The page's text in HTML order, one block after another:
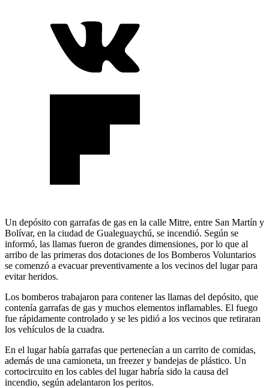
Un depósito con garrafas de gas en la calle Mitre, entre San Martín y
Bolívar, en la ciudad de Gualeguaychú, se incendió. Según se
informó, las llamas fueron de grandes dimensiones, por lo que al
arribo de las primeras dos dotaciones de los Bomberos Voluntarios
se comenzó a evacuar preventivamente a los vecinos del lugar para
evitar heridos.
Los bomberos trabajaron para contener las llamas del depósito, que
contenía garrafas de gas y muchos elementos inflamables. El fuego
fue rápidamente controlado y se les pidió a los vecinos que retiraran
los vehículos de la cuadra.
En el lugar había garrafas que pertenecían a un carrito de comidas,
además de una camioneta, un freezer y bandejas de plástico. Un
cortocircuito en los cables del lugar habría sido la causa del
incendio, según adelantaron los peritos.